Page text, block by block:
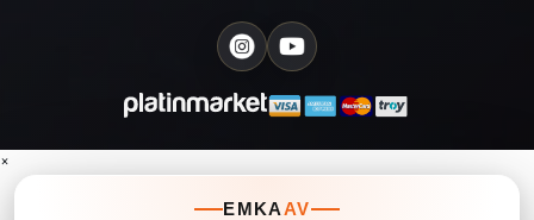
×
EMKAAV